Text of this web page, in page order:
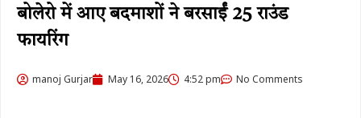
बोलेरो में आए बदमाशों ने बरसाईं 25 राउंड
फायरिंग
manoj Gurjar May 16, 2026 4:52 pm No Comments